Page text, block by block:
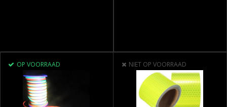
OP VOORRAAD NIET OP VOORRAAD